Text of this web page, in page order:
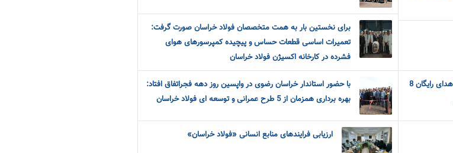
برای نخستین بار به همت متخصصان فولاد خراسان صورت گرفت:
تعمیرات اساسی قطعات حساس و پیچیده کمپرسورهای هوای
فشرده در کارخانه اکسیژن فولاد خراسان
اهتمام فولاد خراسان برای حفاظت از محیط زیست: اهدای رایگان 8
با حضور استاندار خراسان رضوی در واپسین روز دهه فجراتفاق افتاد:
بهره برداری همزمان از 5 طرح عمرانی و توسعه ای فولاد خراسان
ارزیابی فرایندهای منابع انسانی «فولاد خراسان»